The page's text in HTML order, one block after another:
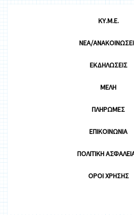
ΚΥ.Μ.Ε.
ΝΕΑ/
ΕΚΔΗΛΩΣΕΙΣ
ΜΕΛΗ
ΠΛΗΡΩΜΕΣ
ΕΠΙΚΟΙΝΩΝΙΑ
ΠΟΛΙΤΙΚΗ
OΡΟΙ ΧΡΗΣΗΣ